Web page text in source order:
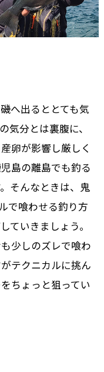
へ出るととても気
気分とは裏腹に、
卵が影響し厳しく
島の離島でも釣る
そんなときは、鬼
で喰わせる釣り方
ていきましょう。
少しのズレで喰わ
テクニカルに挑ん
ちょっと狙ってい